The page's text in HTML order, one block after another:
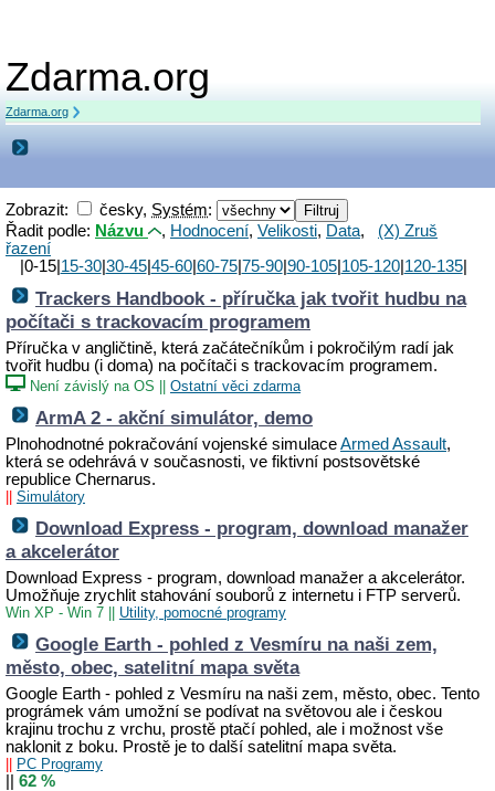
Zdarma.org
Zdarma.org
Zobrazit: česky, Systém:
Řadit podle: Názvu , Hodnocení, Velikosti, Data, (X) Zruš
řazení
|0-15| 15-30| 30-45| 45-60| 60-75| 75-90| 90-105| 105-120| 120-135|
Trackers Handbook - příručka jak tvořit hudbu na
počítači s trackovacím programem
Příručka v angličtině, která začátečníkům i pokročilým radí jak
tvořit hudbu (i doma) na počítači s trackovacím programem.
Není závislý na OS Ostatní věci zdarma
ArmA 2 - akční simulátor, demo
Plnohodnotné pokračování vojenské simulaceArmed Assault,
která se odehrává v současnosti, ve fiktivní postsovětské
republice Chernarus.
Simulátory
Download Express - program, download manažer
a akcelerátor
Download Express - program, download manažer a akcelerátor.
Umožňuje zrychlit stahování souborů z internetu i FTP serverů.
Win XP - Win 7 Utility, pomocné programy
Google Earth - pohled z Vesmíru na naši zem,
město, obec, satelitní mapa světa
Google Earth - pohled z Vesmíru na naši zem, město, obec. Tento
prográmek vám umožní se podívat na světovou ale i českou
krajinu trochu z vrchu, prostě ptačí pohled, ale i možnost vše
naklonit z boku. Prostě je to další satelitní mapa světa.
PC Programy
62 %